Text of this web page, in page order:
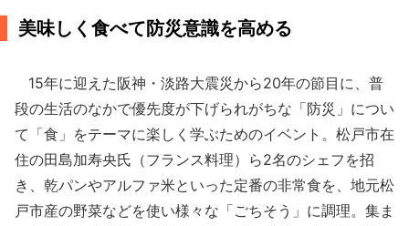
美味しく食べて防災意識を高める
15年に迎えた阪神・淡路大震災から20年の節目に、普
段の生活のなかで優先度が下げられがちな「防災」につい
て「食」をテーマに楽しく学ぶためのイベント。松戸市在
住の田島加寿央氏（フランス料理）ら2名のシェフを招
き、乾パンやアルファ米といった定番の非常食を、地元松
戸市産の野菜などを使い様々な「ごちそう」に調理。集ま